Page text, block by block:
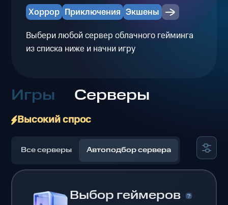
Хоррор Приключения Экшены
Выбери любой сервер облачного гейминга
из списка ниже и начни игру
Игры Серверы
Высокий спрос
Все серверы Автоподбор сервера
Выбор геймеров